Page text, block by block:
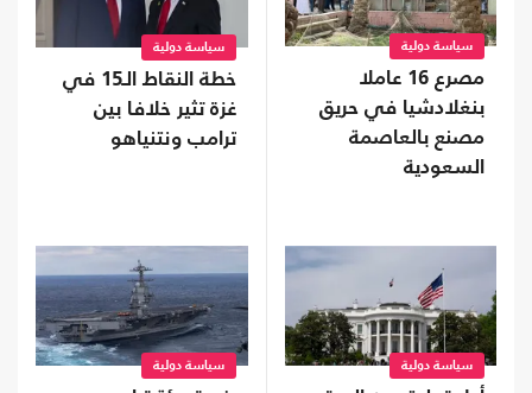
سياسة دولية
مصرع 16 عاملا
بنغلادشيا في حريق
مصنع بالعاصمة
السعودية
سياسة دولية
خطة النقاط الـ15 في
غزة تثير خلافا بين
ترامب ونتنياهو
سياسة دولية سياسة دولية